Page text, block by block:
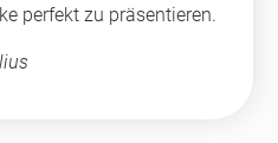
perfekt zu präsentieren.